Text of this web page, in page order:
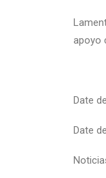
apoyo
Date
Date